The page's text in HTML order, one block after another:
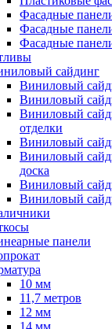
Фасадные
Фасадные
Фасадные
сайдинг
Виниловый
Виниловый
Виниловый
отделки
Виниловый
Виниловый
доска
Виниловый
Виниловый
панели
10 мм
11,7 метров
12 мм
14 мм